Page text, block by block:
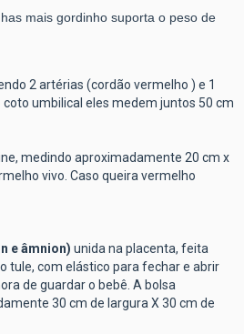
mais gordinho suporta o peso de
2 artérias (cordão vermelho ) e 1
umbilical eles medem juntos 50 cm
medindo aproximadamente 20 cm x
vivo. Caso queira vermelho
e âmnion) unida na placenta, feita
tule, com elástico para fechar e abrir
de guardar o bebê. A bolsa
30 cm de largura X 30 cm de